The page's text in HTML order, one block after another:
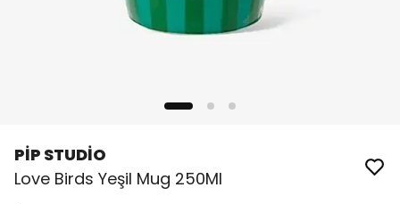
PİP STUDİO
Love Birds Yeşil Mug 250Ml